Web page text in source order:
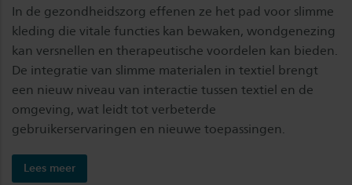
In de gezondheidszorg effenen ze het pad voor slimme
kleding die vitale functies kan bewaken, wondgenezing
kan versnellen en therapeutische voordelen kan bieden.
De integratie van slimme materialen in textiel brengt
een nieuw niveau van interactie tussen textiel en de
omgeving, wat leidt tot verbeterde
gebruikerservaringen en nieuwe toepassingen.
Lees meer